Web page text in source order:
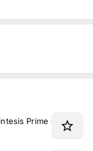
Prime de 2024